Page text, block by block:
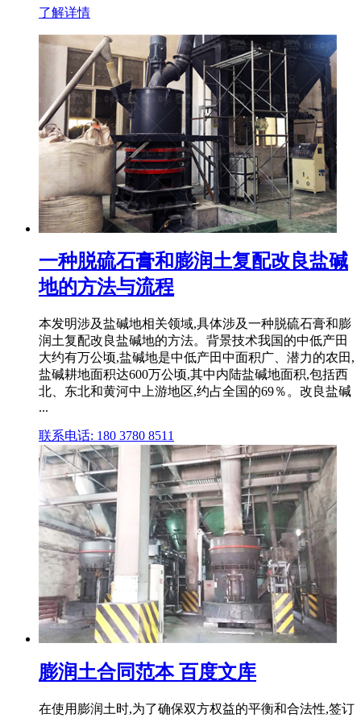
了解详情
一种脱硫石膏和膨润土复配改良盐碱
地的方法与流程
本发明涉及盐碱地相关领域,具体涉及一种脱硫石膏和膨
润土复配改良盐碱地的方法。背景技术我国的中低产田
大约有万公顷,盐碱地是中低产田中面积广、潜力的农田,
盐碱耕地面积达600万公顷,其中内陆盐碱地面积,包括西
北、东北和黄河中上游地区,约占全国的69％。改良盐碱
...
联系电话: 180 3780 8511
膨润土合同范本 百度文库
在使用膨润土时,为了确保双方权益的平衡和合法性,签订